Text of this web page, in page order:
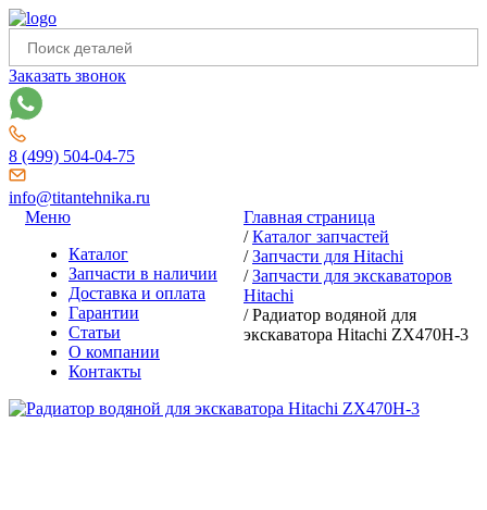
Заказать звонок
8 (499) 504-04-75
info@titantehnika.ru
Меню
Каталог
Запчасти в наличии
Доставка и оплата
Гарантии
Статьи
О компании
Контакты
Главная страница
/Каталог запчастей
/Запчасти для Hitachi
/Запчасти для экскаваторов
Hitachi
/Радиатор водяной для
экскаватора Hitachi ZX470H-3